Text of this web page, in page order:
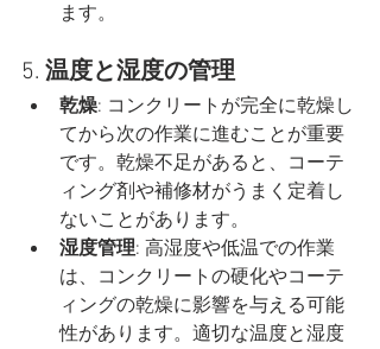
ます。
5. 温度と湿度の管理
乾燥: コンクリートが完全に乾燥し
てから次の作業に進むことが重要
です。乾燥不足があると、コーテ
ィング剤や補修材がうまく定着し
ないことがあります。
湿度管理: 高湿度や低温での作業
は、コンクリートの硬化やコーテ
ィングの乾燥に影響を与える可能
性があります。適切な温度と湿度